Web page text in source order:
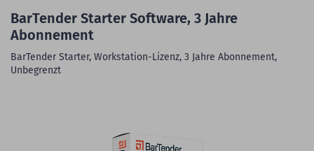
BarTender Starter Software, 3 Jahre
Abonnement
BarTender Starter, Workstation-Lizenz, 3 Jahre Abonnement,
Unbegrenzt